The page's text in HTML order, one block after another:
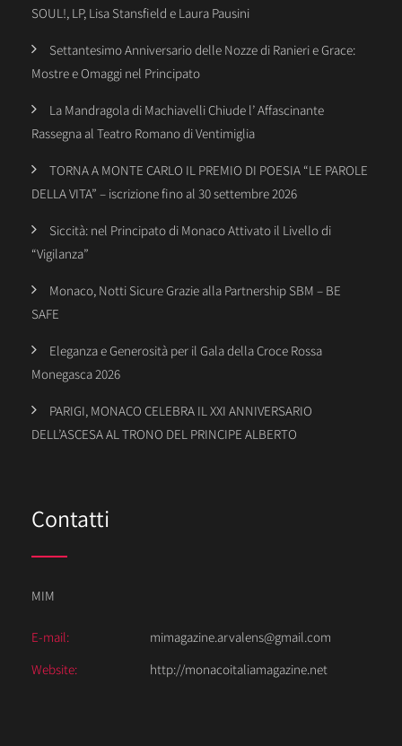
SOUL!, LP, Lisa Stansfield e Laura Pausini
Settantesimo Anniversario delle Nozze di Ranieri e Grace:
Mostre e Omaggi nel Principato
La Mandragola di Machiavelli Chiude l’ Affascinante
Rassegna al Teatro Romano di Ventimiglia
TORNA A MONTE CARLO IL PREMIO DI POESIA “LE PAROLE
DELLA VITA” – iscrizione fino al 30 settembre 2026
Siccità: nel Principato di Monaco Attivato il Livello di
“Vigilanza”
Monaco, Notti Sicure Grazie alla Partnership SBM – BE
SAFE
Eleganza e Generosità per il Gala della Croce Rossa
Monegasca 2026
PARIGI, MONACO CELEBRA IL XXI ANNIVERSARIO
DELL’ASCESA AL TRONO DEL PRINCIPE ALBERTO
Contatti
MIM
E-mail:
mimagazine.arvalens@gmail.com
Website:
http://monacoitaliamagazine.net